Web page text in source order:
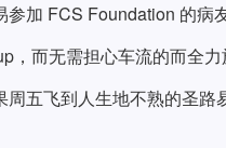
加 FCS Foundation 的病
，而无需担心车流的而全力
五飞到人生地不熟的圣